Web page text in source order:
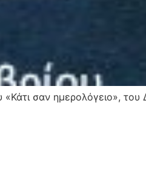
«Κάτι σαν ημερολόγειο»,